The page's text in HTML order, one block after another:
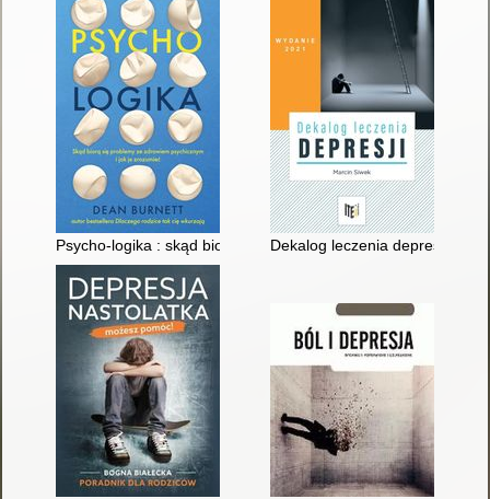
Psycho-logika : skąd biorą się problemy ze zdrowiem
Dekalog leczenia depresji :